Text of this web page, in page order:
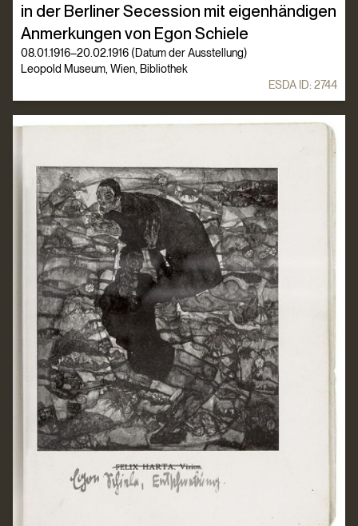
in der Berliner Secession mit eigenhändigen
Anmerkungen von Egon Schiele
08.01.1916–20.02.1916 (Datum der Ausstellung)
Leopold Museum, Wien, Bibliothek
ESDA ID: 2744